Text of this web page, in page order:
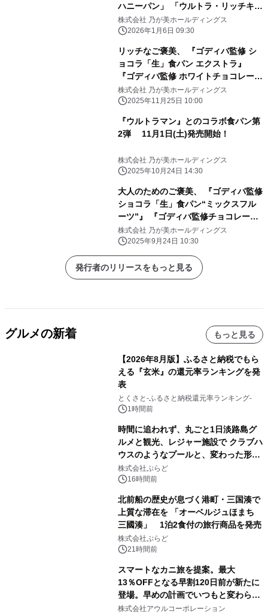
ハニーパン」 「ウルトラ・リッチキャ
ラメルパン」 2026年1月10日(土)より
同時発売
株式会社 乃が美ホールディングス
2026年1月6日 09:30
リッチなご褒美、 『ゴディバ監修 シ
ョコラ「生」食パン エクストラ』
『ゴディバ監修 ホワイトチョコレート
クリーム』 12月1日(月)新発売！
株式会社 乃が美ホールディングス
2025年11月25日 10:00
『ウルトラマン』とのコラボ食パン第
2弾 11月1日(土)発売開始！
株式会社 乃が美ホールディングス
2025年10月24日 14:30
大人のためのご褒美、 『ゴディバ監修
ショコラ「生」食パン“ミックスフル
ーツ”』 『ゴディバ監修チョコレート
クリーム』 10月1日(水)新発売！
株式会社 乃が美ホールディングス
2025年9月24日 10:30
発行者のリリースをもっと見る
グルメの新着 もっと見る
【2026年8月版】ふるさと納税でもら
える『玄米』の還元率ランキングを発
表
とくさと-ふるさと納税還元率ランキング-
1時間前
時間に追われず、丸ごと1日淡路島グ
ルメと観光、レジャー施設で クラブハ
ウスのようなプールと、変わった形の
サウナも 「THE BOXY AWAJI」のお
得な素泊まり連泊プランで
株式会社ぷらど
16時間前
北前船の歴史が息づく港町・三国湊で
上質な滞在を 「オーベルジュほまち
三國湊」 1泊2食付の旅行商品を発売
株式会社ぷらど
21時間前
スマートなカニ旅を提案。最大
13％OFFとなる早割120日前が新たに
登場。早めの計画でいつもと変わらぬ
大人の冬旅を。ー夕日ヶ浦温泉「佳松
株式会社アウルコーポレーション